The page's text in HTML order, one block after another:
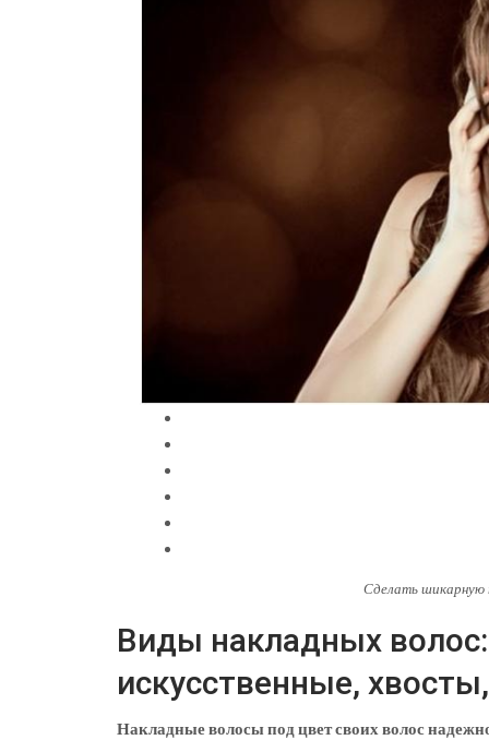
Сделать шикарную
Виды накладных
искусственные,
Накладные волосы под цвет своих волос